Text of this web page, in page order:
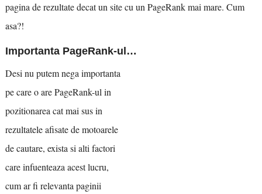
pagina de rezultate decat un site cu un PageRank mai mare. Cum
asa?!
Importanta PageRank-ul…
Desi nu putem nega importanta
pe care o are PageRank-ul in
pozitionarea cat mai sus in
rezultatele afisate de motoarele
de cautare, exista si alti factori
care infuenteaza acest lucru,
cum ar fi relevanta paginii